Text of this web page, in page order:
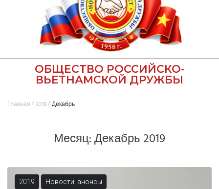
ОБЩЕСТВО РОССИЙСКО-
ВЬЕТНАМСКОЙ ДРУЖБЫ
Главная /2019/Декабрь
Месяц:Декабрь 2019
2019 Новости, анонсы